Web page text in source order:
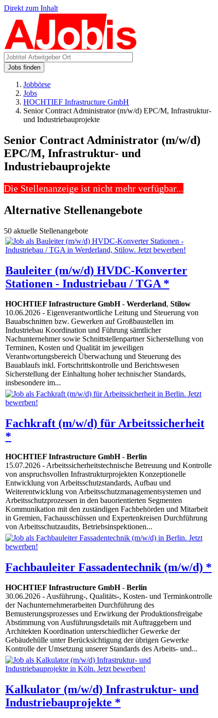
Direkt zum Inhalt
Jobs finden
Jobbörse
Jobs
HOCHTIEF Infrastructure GmbH
Senior Contract Administrator (m/w/d) EPC/M, Infrastruktur-
und Industriebauprojekte
Senior Contract Administrator (m/w/d)
EPC/M, Infrastruktur- und
Industriebauprojekte
Die Stellenanzeige ist nicht mehr verfügbar...
Alternative Stellenangebote
50 aktuelle Stellenangebote
Bauleiter (m/w/d) HVDC-Konverter
Stationen - Industriebau / TGA *
HOCHTIEF Infrastructure GmbH- Werderland, Stilow
10.06.2026 - Eigenverantwortliche Leitung und Steuerung von
Bauabschnitten bzw. Gewerken auf Großbaustellen im
Industriebau Koordination und Führung sämtlicher
Nachunternehmer sowie Schnittstellenpartner Sicherstellung von
Terminen, Kosten und Qualität im jeweiligen
Verantwortungsbereich Überwachung und Steuerung des
Bauablaufs inkl. Fortschrittskontrolle und Berichtswesen
Sicherstellung der Einhaltung hoher technischer Standards,
insbesondere im...
Fachkraft (m/w/d) für Arbeitssicherheit
*
HOCHTIEF Infrastructure GmbH- Berlin
15.07.2026 - Arbeitssicherheitstechnische Betreuung und Kontrolle
von anspruchsvollen Infrastrukturprojekten Konzeptionelle
Entwicklung von Arbeitsschutzstandards, Aufbau und
Weiterentwicklung von Arbeitsschutzmanagementsystemen und
Arbeitsschutzprozessen in den bauorientierten Segmenten
Kommunikation mit den zuständigen Fachbehörden und Mitarbeit
in Gremien, Fachausschüssen und Expertenkreisen Durchführung
von Arbeitsschutzaudits, Betriebsinspektionen...
Fachbauleiter Fassadentechnik (m/w/d) *
HOCHTIEF Infrastructure GmbH- Berlin
30.06.2026 - Ausführung-, Qualitäts-, Kosten- und Terminkontrolle
der Nachunternehmerarbeiten Durchführung des
Bemusterungsprozesses und Erwirkung der Produktionsfreigabe
Abstimmung von Ausführungsdetails mit Auftraggebern und
Architekten Koordination unterschiedlicher Gewerke der
Gebäudehülle unter Berücksichtigung der übrigen Gewerke
Kontrolle der Umsetzung unserer Standards des Arbeits- und...
Kalkulator (m/w/d) Infrastruktur- und
Industriebauprojekte *